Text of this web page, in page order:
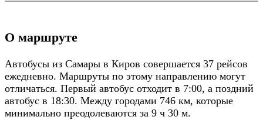
О маршруте
Автобусы из Самары в Киров совершается 37 рейсов
ежедневно. Маршруты по этому направлению могут
отличаться. Первый автобус отходит в 7:00, а поздний
автобус в 18:30. Между городами 746 км, которые
минимально преодолеваются за 9 ч 30 м.